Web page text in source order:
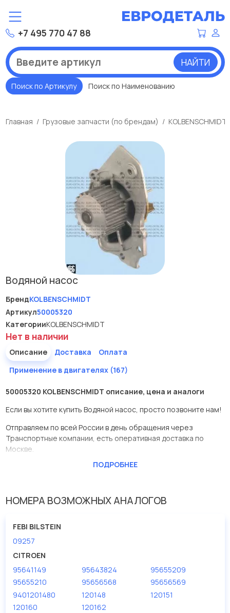
+7 495 770 47 88
НАЙТИ
Поиск по Артикулу Поиск по Наименованию
Главная Грузовые запчасти (по брендам) KOLBENSCHMIDT
Водяной насос
БрендKOLBENSCHMIDT
Артикул50005320
КатегорииKOLBENSCHMIDT
Нет в наличии
Описание Доставка
Оплата
Применение в двигателях (167)
50005320 KOLBENSCHMIDT описание, цена и аналоги
Если вы хотите купить Водяной насос, просто позвоните нам!
Отправляем по всей России в день обращения через
Транспортные компании, есть оперативная доставка по
Москве.
Эта запчасть представлена по производителю
У данной детали есть аналоги с номерами, убедитесь сами.
большом ассортименте.
Мы продаем сертифицированные колодки тормозные
дисковые с гарантией от производителя KOLBENSCHMIDT.
Производитель KOLBENSCHMIDT
ПОДРОБНЕЕ
НОМЕРА ВОЗМОЖНЫХ АНАЛОГОВ
FEBI BILSTEIN
09257
CITROEN
95641149
95643824
95655209
95655210
95656568
95656569
9401201480
120148
120151
120160
120162